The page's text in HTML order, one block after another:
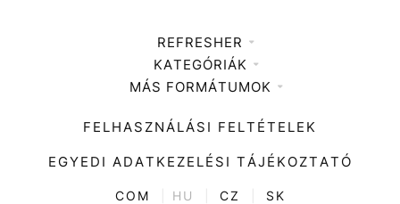
REFRESHER
Médiaajánlat
KATEGÓRIÁK
Zene
Divat
Kultúra
ENTR
MÁS FORMÁTUMOK
FELHASZNÁLÁSI FELTÉTELEK
EGYEDI ADATKEZELÉSI TÁJÉKOZTATÓ
COM HU CZ SK